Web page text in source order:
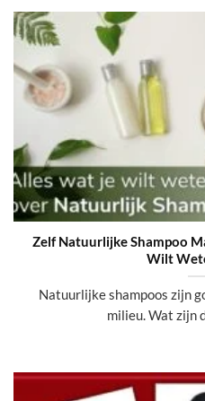
Zelf Natuurlijke Shampoo
Wilt
Natuurlijke shampoos zijn
milieu. Wat zijn